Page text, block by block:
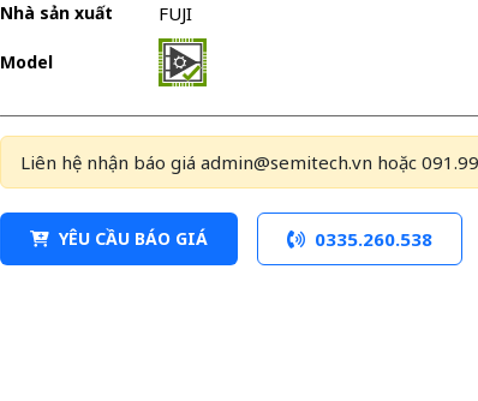
Nhà sản xuất FUJI
Model
Liên hệ nhận báo giá admin@semitech.vn hoặc
YÊU CẦU BÁO GIÁ 0335.260.538